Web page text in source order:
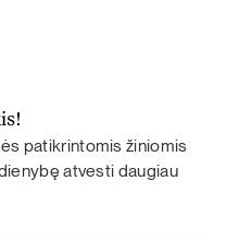
patikrintomis žiniomis
atvesti daugiau